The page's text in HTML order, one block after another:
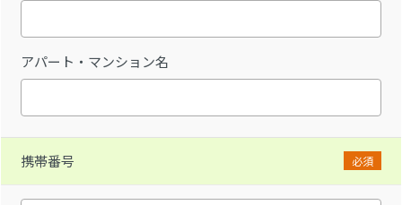
アパート・マンション名
携帯番号 必須